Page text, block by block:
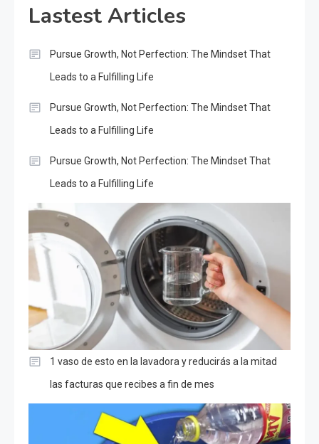
Lastest Articles
Pursue Growth, Not Perfection: The Mindset That
Leads to a Fulfilling Life
Pursue Growth, Not Perfection: The Mindset That
Leads to a Fulfilling Life
Pursue Growth, Not Perfection: The Mindset That
Leads to a Fulfilling Life
1 vaso de esto en la lavadora y reducirás a la mitad
las facturas que recibes a fin de mes